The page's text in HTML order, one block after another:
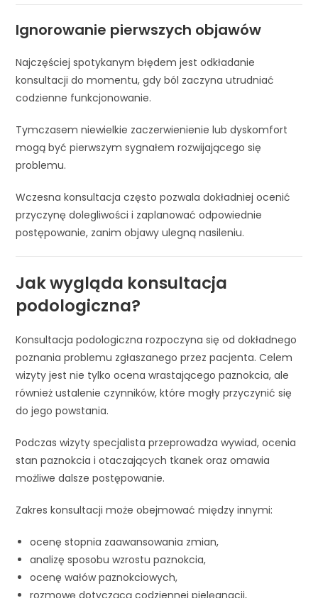
Ignorowanie pierwszych objawów
Najczęściej spotykanym błędem jest odkładanie
konsultacji do momentu, gdy ból zaczyna utrudniać
codzienne funkcjonowanie.
Tymczasem niewielkie zaczerwienienie lub dyskomfort
mogą być pierwszym sygnałem rozwijającego się
problemu.
Wczesna konsultacja często pozwala dokładniej ocenić
przyczynę dolegliwości i zaplanować odpowiednie
postępowanie, zanim objawy ulegną nasileniu.
Jak wygląda konsultacja
podologiczna?
Konsultacja podologiczna rozpoczyna się od dokładnego
poznania problemu zgłaszanego przez pacjenta. Celem
wizyty jest nie tylko ocena wrastającego paznokcia, ale
również ustalenie czynników, które mogły przyczynić się
do jego powstania.
Podczas wizyty specjalista przeprowadza wywiad, ocenia
stan paznokcia i otaczających tkanek oraz omawia
możliwe dalsze postępowanie.
Zakres konsultacji może obejmować między innymi:
ocenę stopnia zaawansowania zmian,
analizę sposobu wzrostu paznokcia,
ocenę wałów paznokciowych,